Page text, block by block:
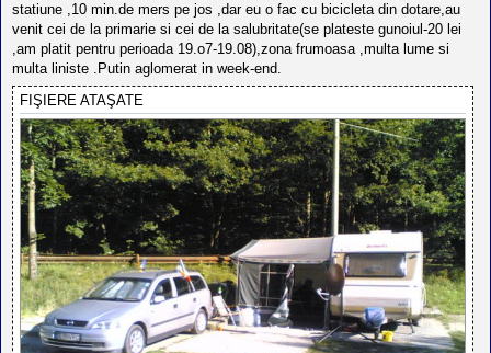
j
statiune ,10 min.de mers pe jos ,dar eu o fac cu bicicleta din dotare,au
venit cei de la primarie si cei de la salubritate(se plateste gunoiul-20 lei
,am platit pentru perioada 19.o7-19.08),zona frumoasa ,multa lume si
multa liniste .Putin aglomerat in week-end.
FIŞIERE ATAŞATE